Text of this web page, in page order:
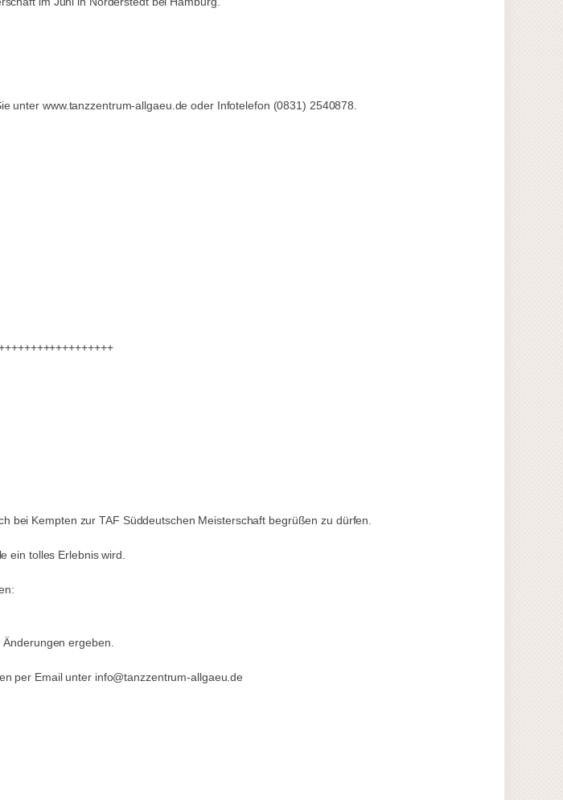
unter www.tanzzentrum-allgaeu.de oder Infotelefon (0831) 2540878.
bei Kempten zur TAF Süddeutschen Meisterschaft begrüßen zu dürfen.
ein tolles Erlebnis wird.
ergeben.
per Email unter info@tanzzentrum-allgaeu.de